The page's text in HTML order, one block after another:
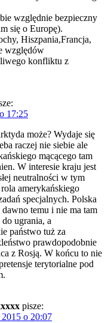
względnie bezpieczny
się o Europę).
Hiszpania,Francja,
względów
konfliktu z
17:25
może? Wydaje się
raczej nie siebie ale
mącącego tam
W interesie kraju jest
neutralności w tym
amerykańskiego
specjalnych. Polska
dawno temu i nie ma tam
ugrania, a
państwo tuż za
prawdopodobnie
z Rosją. W końcu to nie
terytorialne pod
pisze:
2015 o 20:07